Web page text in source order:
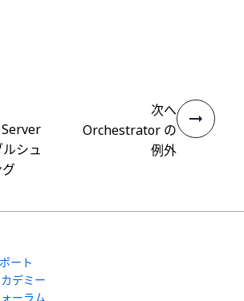
シュ
次へ
Orchestrator の
例外
ート
デミー
ーラム